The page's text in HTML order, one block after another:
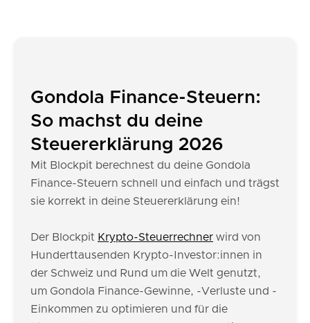
Gondola Finance-Steuern:
So machst du deine
Steuererklärung 2026
Mit Blockpit berechnest du deine Gondola
Finance-Steuern schnell und einfach und trägst
sie korrekt in deine Steuererklärung ein!
Der Blockpit Krypto-Steuerrechner wird von
Hunderttausenden Krypto-Investor:innen in
der Schweiz und Rund um die Welt genutzt,
um Gondola Finance-Gewinne, -Verluste und -
Einkommen zu optimieren und für die